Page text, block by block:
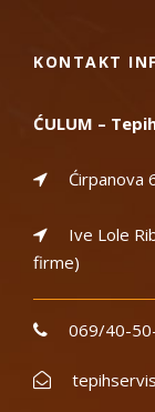
KONTAKT
ĆULUM –
Ćirpanova
Ive Lole
firme)
069/40-